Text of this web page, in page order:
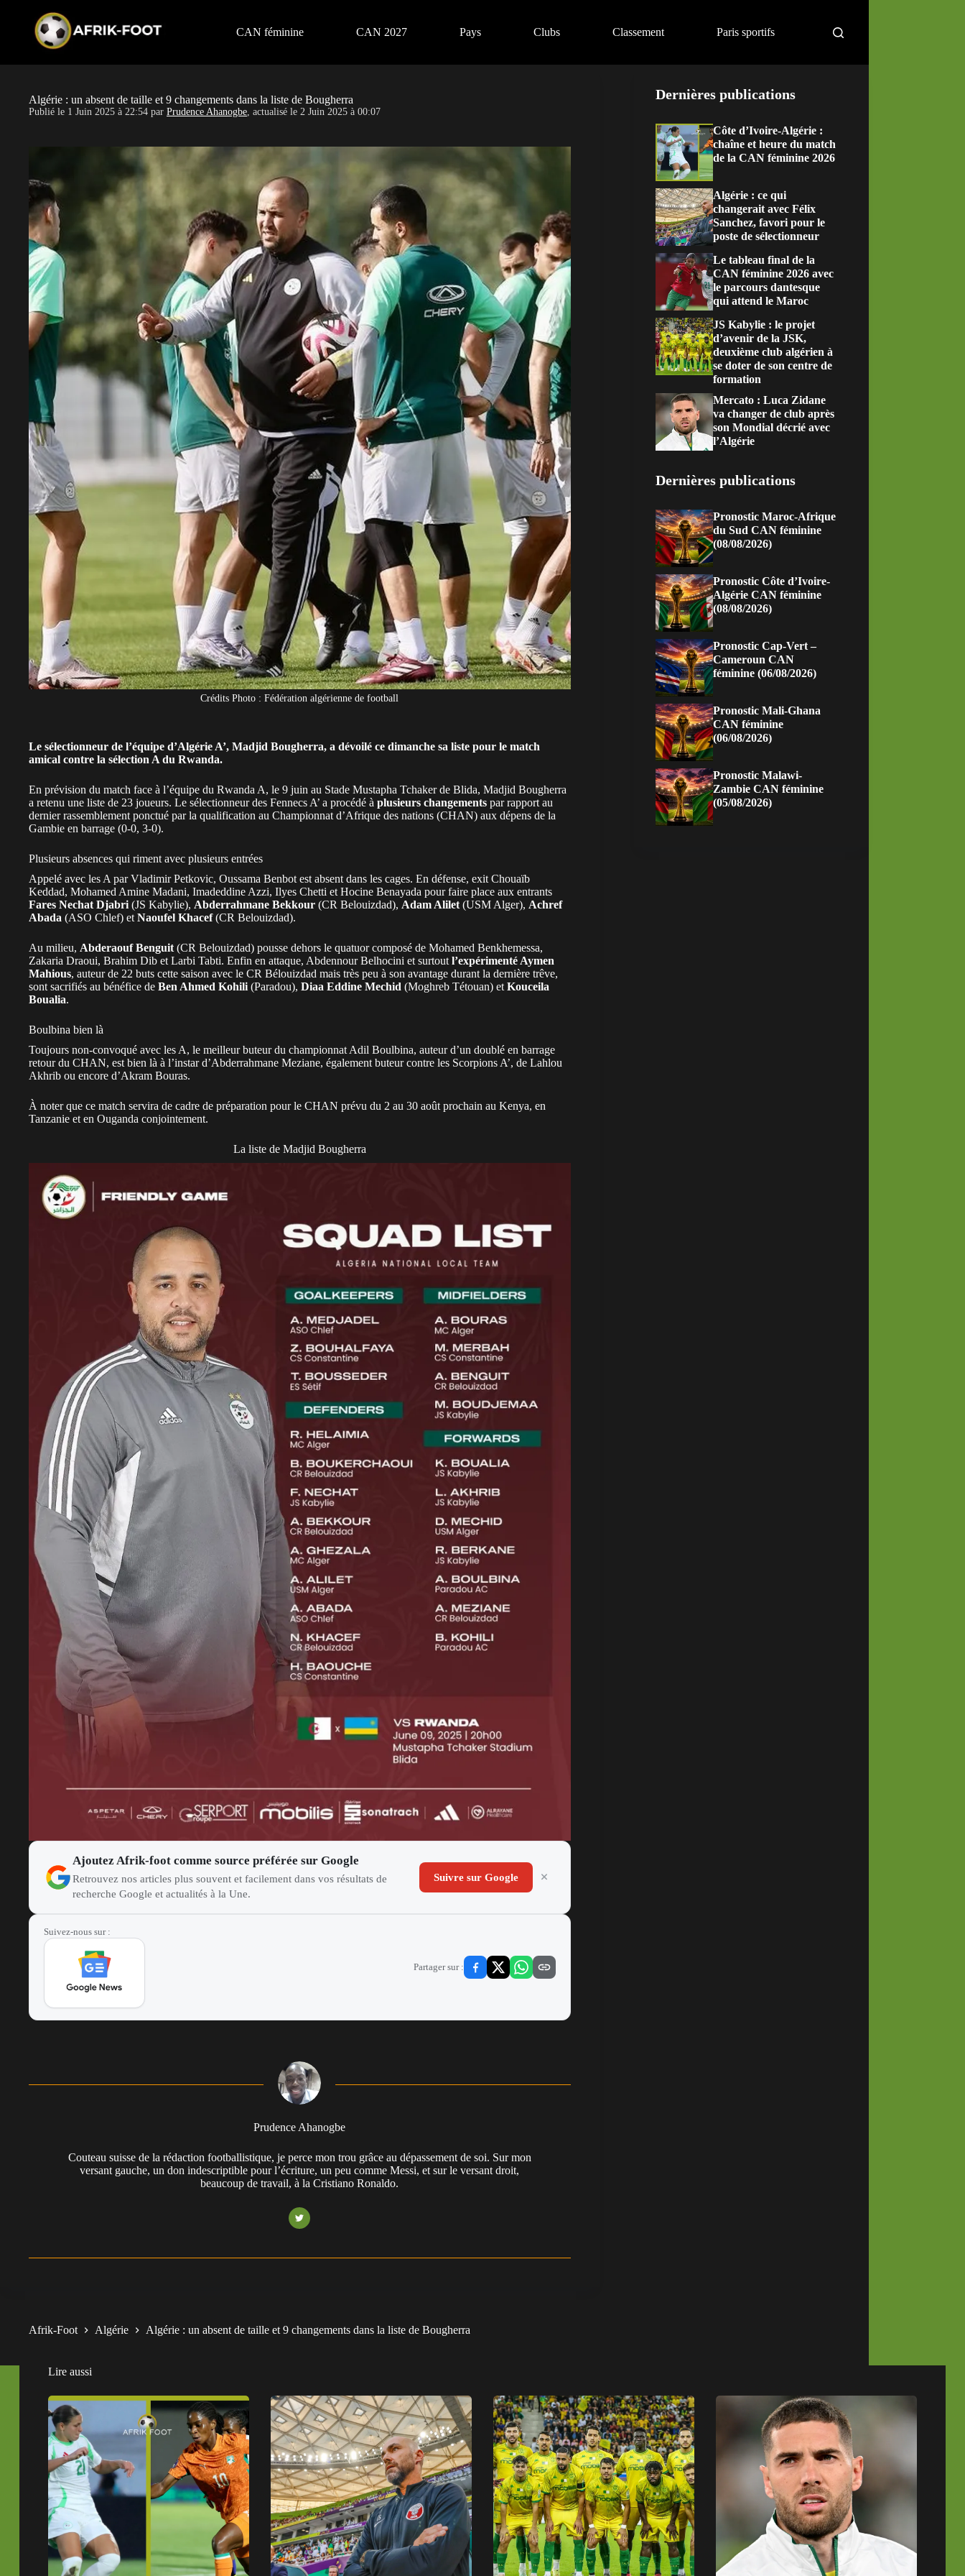
CAN féminine CAN 2027 Pays Clubs Classement Paris sportifs
Algérie : un absent de taille et 9 changements dans la liste de Bougherra
Publié le 1 Juin 2025 à 22:54 par Prudence Ahanogbe, actualisé le 2 Juin 2025 à 00:07
Crédits Photo : Fédération algérienne de football
Le sélectionneur de l’équipe d’Algérie A’, Madjid Bougherra, a dévoilé ce dimanche sa liste pour le match
amical contre la sélection A du Rwanda.
En prévision du match face à l’équipe du Rwanda A, le 9 juin au Stade Mustapha Tchaker de Blida, Madjid Bougherra
a retenu une liste de 23 joueurs. Le sélectionneur des Fennecs A’ a procédé à plusieurs changements par rapport au
dernier rassemblement ponctué par la qualification au Championnat d’Afrique des nations (CHAN) aux dépens de la
Gambie en barrage (0-0, 3-0).
Plusieurs absences qui riment avec plusieurs entrées
Appelé avec les A par Vladimir Petkovic, Oussama Benbot est absent dans les cages. En défense, exit Chouaïb
Keddad, Mohamed Amine Madani, Imadeddine Azzi, Ilyes Chetti et Hocine Benayada pour faire place aux entrants
Fares Nechat Djabri (JS Kabylie), Abderrahmane Bekkour (CR Belouizdad), Adam Alilet (USM Alger), Achref
Abada (ASO Chlef) et Naoufel Khacef(CR Belouizdad).
Au milieu, Abderaouf Benguit (CR Belouizdad) pousse dehors le quatuor composé de Mohamed Benkhemessa,
Zakaria Draoui, Brahim Dib et Larbi Tabti. Enfin en attaque, Abdennour Belhocini et surtout l’expérimenté Aymen
Mahious, auteur de 22 buts cette saison avec le CR Bélouizdad mais très peu à son avantage durant la dernière trêve,
sont sacrifiés au bénéfice de Ben Ahmed Kohili (Paradou), Diaa Eddine Mechid (Moghreb Tétouan) et Kouceila
Boualia.
Boulbina bien là
Toujours non-convoqué avec les A, le meilleur buteur du championnat Adil Boulbina, auteur d’un doublé en barrage
retour du CHAN, est bien là à l’instar d’Abderrahmane Meziane, également buteur contre les Scorpions A’, de Lahlou
Akhrib ou encore d’Akram Bouras.
À noter que ce match servira de cadre de préparation pour le CHAN prévu du 2 au 30 août prochain au Kenya, en
Tanzanie et en Ouganda conjointement.
La liste de Madjid Bougherra
Ajoutez Afrik-foot comme source préférée sur Google
Retrouvez nos articles plus souvent et facilement dans vos résultats de
recherche Google et actualités à la Une.
Suivre sur Google
Suivez-nous sur :
Partager sur :
Prudence Ahanogbe
Couteau suisse de la rédaction footballistique, je perce mon trou grâce au dépassement de soi. Sur mon
versant gauche, un don indescriptible pour l’écriture, un peu comme Messi, et sur le versant droit,
beaucoup de travail, à la Cristiano Ronaldo.
Dernières publications
Côte d’Ivoire-Algérie :
chaîne et heure du match
de la CAN féminine 2026
Algérie : ce qui
changerait avec Félix
Sanchez, favori pour le
poste de sélectionneur
Le tableau final de la
CAN féminine 2026 avec
le parcours dantesque
qui attend le Maroc
JS Kabylie : le projet
d’avenir de la JSK,
deuxième club algérien à
se doter de son centre de
formation
Mercato : Luca Zidane
va changer de club après
son Mondial décrié avec
l’Algérie
Dernières publications
Pronostic Maroc-Afrique
du Sud CAN féminine
(08/08/2026)
Pronostic Côte d’Ivoire-
Algérie CAN féminine
(08/08/2026)
Pronostic Cap-Vert –
Cameroun CAN
féminine (06/08/2026)
Pronostic Mali-Ghana
CAN féminine
(06/08/2026)
Pronostic Malawi-
Zambie CAN féminine
(05/08/2026)
Afrik-Foot Algérie Algérie : un absent de taille et 9 changements dans la liste de Bougherra
Lire aussi